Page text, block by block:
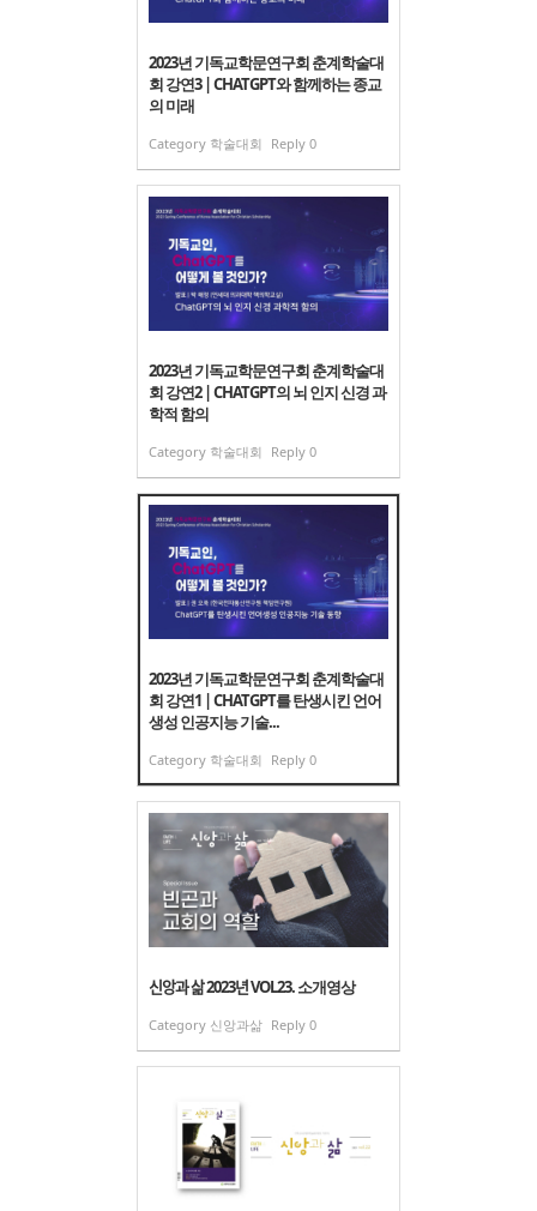
2023년 기독교학문연구회 춘계학술대
회 강연3 | CHATGPT와 함께하는 종교
의 미래
Category 학술대회 Reply 0
2023년 기독교학문연구회 춘계학술대
회 강연2 | CHATGPT의 뇌 인지 신경 과
학적 함의
Category 학술대회 Reply 0
2023년 기독교학문연구회 춘계학술대
회 강연1 | CHATGPT를 탄생시킨 언어
생성 인공지능 기술...
Category 학술대회 Reply 0
신앙과 삶 2023년 VOL23. 소개영상
Category 신앙과삶 Reply 0